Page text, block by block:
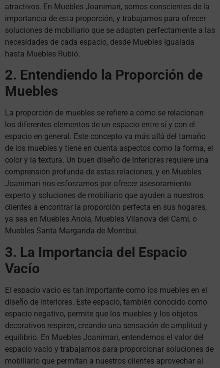
atractivos. En Muebles Joanimari, somos conscientes de la
importancia de esta proporción, y trabajamos para ofrecer
soluciones de mobiliario que se adapten perfectamente a las
necesidades de cada espacio, desde Muebles Igualada
hasta Muebles Rubió.
2. Entendiendo la Proporción de
Muebles
La proporción de muebles se refiere a cómo se relacionan
los diferentes elementos de un espacio entre sí y con el
espacio en general. Este concepto va más allá del tamaño
de los muebles y tiene en cuenta aspectos como la forma, el
color y la textura. Un buen diseño de interiores requiere una
comprensión profunda de estas relaciones, y en Muebles
Joanimari nos esforzamos por ofrecer asesoramiento
experto y soluciones de mobiliario que ayuden a nuestros
clientes a encontrar la proporción perfecta en sus hogares,
ya sea en Muebles Anoia, Muebles Vilanova del Camí, o
Muebles Santa Margarida de Montbui.
3. La Importancia del Espacio
Vacío
El espacio vacío es tan importante como los muebles en el
diseño de interiores. Este espacio, también conocido como
espacio negativo, permite que los muebles y los objetos
decorativos respiren, creando una sensación de amplitud y
equilibrio. En Muebles Joanimari, entendemos el valor del
espacio vacío y trabajamos para proporcionar soluciones de
mobiliario que permitan a nuestros clientes aprovechar al